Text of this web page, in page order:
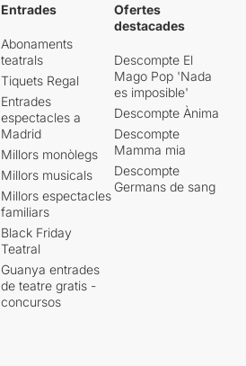
Entrades
Abonaments
teatrals
Tiquets Regal
Entrades
espectacles a
Madrid
Millors monòlegs
Millors musicals
Millors espectacles
familiars
Black Friday
Teatral
Guanya entrades
de teatre gratis -
concursos
Ofertes
destacades
Descompte El
Mago Pop 'Nada
es imposible'
Descompte Ànima
Descompte
Mamma mia
Descompte
Germans de sang